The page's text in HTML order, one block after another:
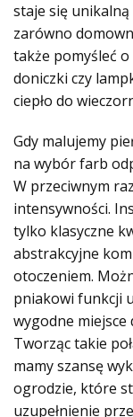
staje się
zarówno
także pomyśleć
doniczki czy
ciepło do
Gdy malujemy
na wybór farb
W przeciwnym
intensywności.
tylko klasyczne
abstrakcyjne
otoczeniem.
pniakowi funkcji
wygodne
Tworząc takie
mamy szansę
ogrodzie, które
uzupełnienie